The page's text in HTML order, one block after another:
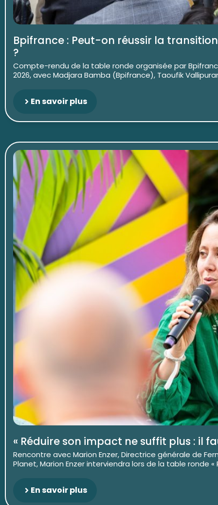
Bpifrance : Peut-on réussir la
?
Compte-rendu de la table ronde organisée par
2026, avec Madjara Bamba (Bpifrance), Taoufik
En savoir plus
« Réduire son impact ne suffit plus : il
Rencontre avec Marion Enzer, Directrice générale de
Planet, Marion Enzer interviendra lors de la table ronde «
En savoir plus